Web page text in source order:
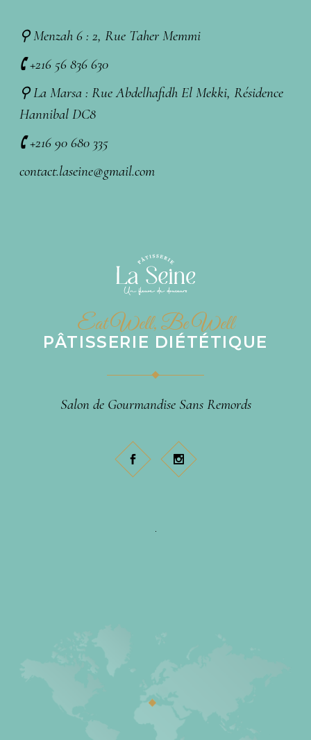
⚲ Menzah 6 : 2, Rue Taher Memmi
🕻 +216 56 836 630
⚲ La Marsa : Rue Abdelhafidh El Mekki, Résidence
Hannibal DC8
🕻 +216 90 680 335
contact.laseine@gmail.com
Eat Well, Be Well
PÂTISSERIE DIÉTÉTIQUE
Salon de Gourmandise Sans Remords